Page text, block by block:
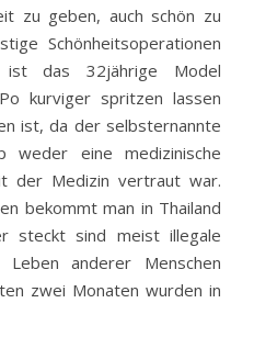
zu geben, auch schön zu
Schönheitsoperationen
ist das 32jährige Model
kurviger spritzen lassen
ist, da der selbsternannte
weder eine medizinische
der Medizin vertraut war.
bekommt man in Thailand
steckt sind meist illegale
Leben anderer Menschen
zwei Monaten wurden in